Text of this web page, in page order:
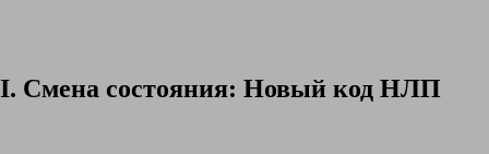
I. Смена состояния: Новый код НЛП